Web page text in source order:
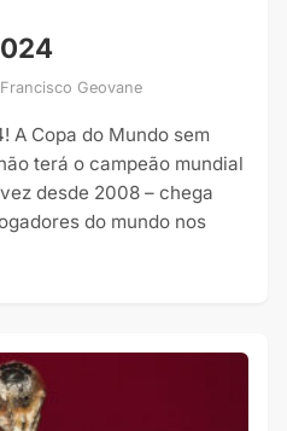
Francisco Geovane
A Copa do Mundo sem
terá o campeão mundial
desde 2008 – chega
do mundo nos